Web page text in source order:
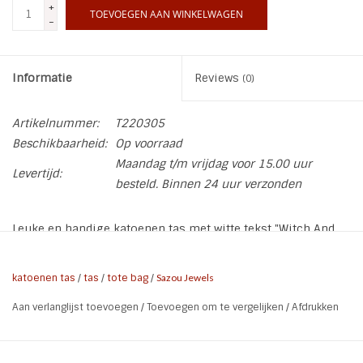
+
-
TOEVOEGEN AAN WINKELWAGEN
Informatie Reviews (0)
Artikelnummer:
T220305
Beschikbaarheid:
Op voorraad
Levertijd:
Maandag t/m vrijdag voor 15.00 uur
besteld. Binnen 24 uur verzonden
Leuke en handige katoenen tas met witte tekst "Witch And
De tas is van 100% katoen en heeft verstevigde stiksels bij
katoenen tas /tas /tote bag/ Sazou Jewels
Aan verlanglijst toevoegen /Toevoegen om te vergelijken /Afdrukken